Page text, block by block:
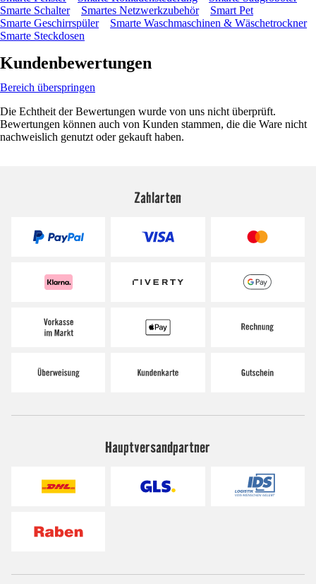
Smarte Schalter
Smartes Netzwerkzubehör
Smart Pet
Smarte Geschirrspüler
Smarte Waschmaschinen & Wäschetrockner
Smarte Steckdosen
Kundenbewertungen
Bereich überspringen
Die Echtheit der Bewertungen wurde von uns nicht überprüft.
Bewertungen können auch von Kunden stammen, die die Ware nicht
nachweislich genutzt oder gekauft haben.
Zahlarten
Hauptversandpartner